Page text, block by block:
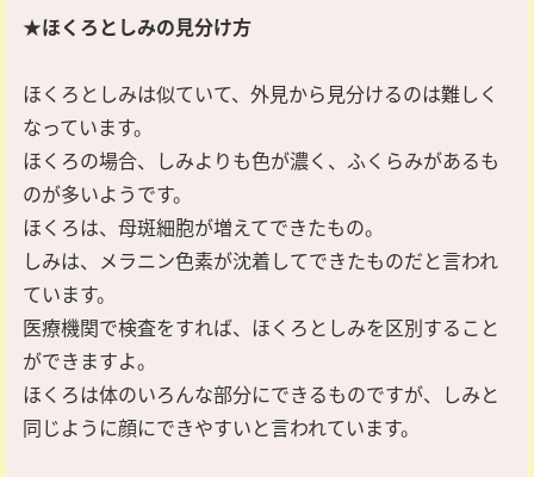
★ほくろとしみの見分け方
ほくろとしみは似ていて、外見から見分けるのは難しく
なっています。
ほくろの場合、しみよりも色が濃く、ふくらみがあるも
のが多いようです。
ほくろは、母斑細胞が増えてできたもの。
しみは、メラニン色素が沈着してできたものだと言われ
ています。
医療機関で検査をすれば、ほくろとしみを区別すること
ができますよ。
ほくろは体のいろんな部分にできるものですが、しみと
同じように顔にできやすいと言われています。